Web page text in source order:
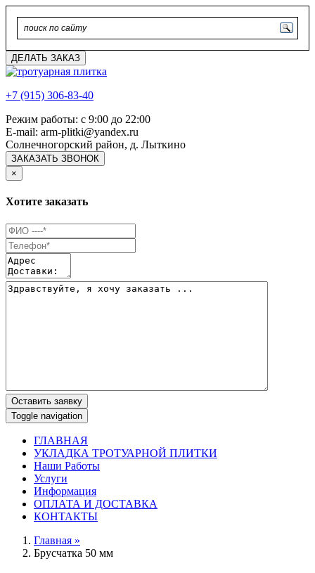
ДЕЛАТЬ ЗАКАЗ
+7 (915) 306-83-40
Режим работы: с 9:00 до 22:00
E-mail: arm-plitki@yandex.ru
Солнечногорский район, д. Лыткино
ЗАКАЗАТЬ ЗВОНОК
×
Хотите заказать
Оставить заявку
Toggle navigation
ГЛАВНАЯ
УКЛАДКА ТРОТУАРНОЙ ПЛИТКИ
Наши Работы
Услуги
Информация
ОПЛАТА И ДОСТАВКА
КОНТАКТЫ
Главная »
Брусчатка 50 мм